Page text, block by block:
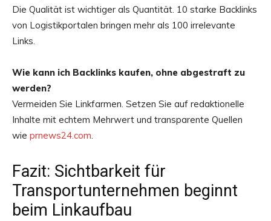
Die Qualität ist wichtiger als Quantität. 10 starke Backlinks
von Logistikportalen bringen mehr als 100 irrelevante
Links.
Wie kann ich Backlinks kaufen, ohne abgestraft zu
werden?
Vermeiden Sie Linkfarmen. Setzen Sie auf redaktionelle
Inhalte mit echtem Mehrwert und transparente Quellen
wie prnews24.com
Fazit: Sichtbarkeit für
Transportunternehmen beginnt
beim Linkaufbau